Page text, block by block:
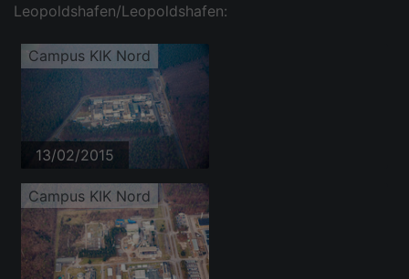
Leopoldshafen/Leopoldshafen:
Campus KIK Nord
13/02/2015
Campus KIK Nord